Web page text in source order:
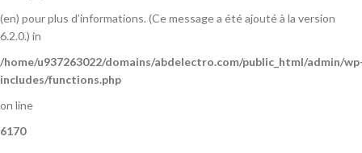
(en) pour plus d’informations. (Ce message a été ajouté à la version
6.2.0.) in
/home/u937263022/domains/abdelectro.com/public_html/admin/
includes/functions.php
on line
6170